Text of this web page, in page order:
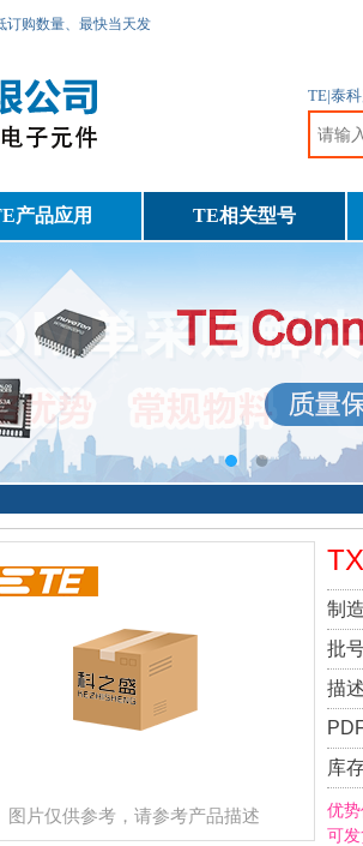
订购数量、最快当天发
TE|泰
产品应用 TE相关型号
图片仅供参考，请参考产品描述
制
批
描
库
优
可发